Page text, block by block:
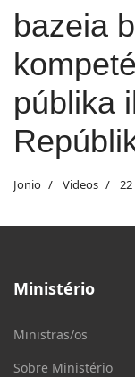
bazeia
públika
Jonio Videos
Ministério
Ministras/os
Sobre Ministério